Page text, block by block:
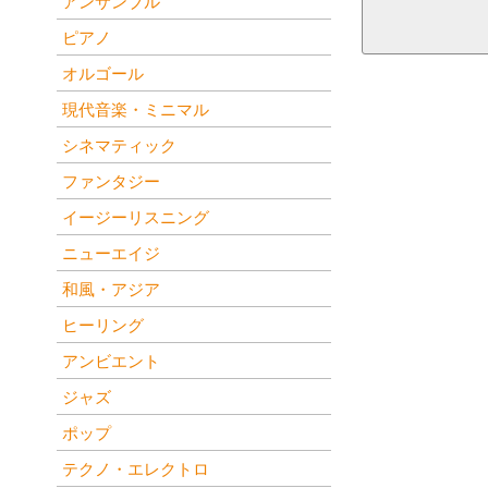
ピアノ
オルゴール
現代音楽・ミニマル
シネマティック
ファンタジー
イージーリスニング
ニューエイジ
和風・アジア
ヒーリング
アンビエント
ジャズ
ポップ
テクノ・エレクトロ